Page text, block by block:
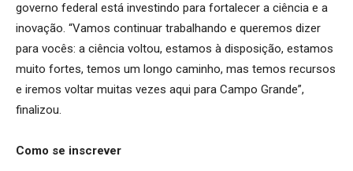
governo federal está investindo para fortalecer a ciência e a
inovação. “Vamos continuar trabalhando e queremos dizer
para vocês: a ciência voltou, estamos à disposição, estamos
muito fortes, temos um longo caminho, mas temos recursos
e iremos voltar muitas vezes aqui para Campo Grande”,
finalizou.
Como se inscrever